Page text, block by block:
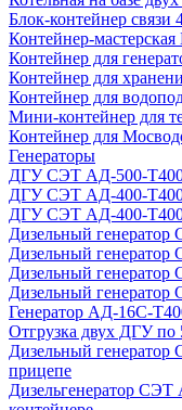
Блок-контейнер
Контейнер-
Контейнер для
Контейнер для
Контейнер для
Мини-контейнер для
Контейнер для
Генераторы
ДГУ СЭТ АД-500-Т400
ДГУ СЭТ АД-400-Т400
ДГУ СЭТ АД-400-Т400
Дизельный
Дизельный
Дизельный
Дизельный
Генератор АД-16С-
Отгрузка двух ДГУ по
Дизельный
прицепе
Дизельгенератор